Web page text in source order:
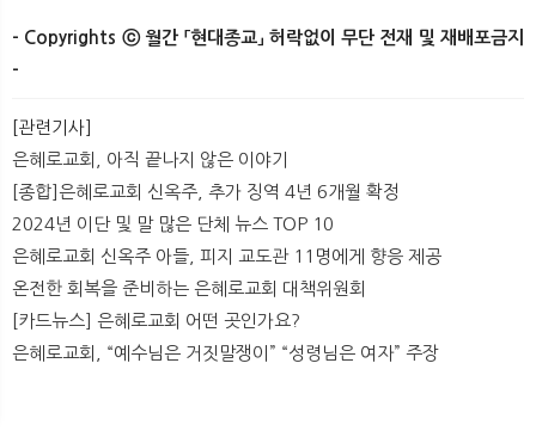
- Copyrights ⓒ 월간 「현대종교」 허락없이 무단 전재 및 재배포금지
-
[관련기사]
은혜로교회, 아직 끝나지 않은 이야기
[종합]은혜로교회 신옥주, 추가 징역 4년 6개월 확정
2024년 이단 및 말 많은 단체 뉴스 TOP 10
은혜로교회 신옥주 아들, 피지 교도관 11명에게 향응 제공
온전한 회복을 준비하는 은혜로교회 대책위원회
[카드뉴스] 은혜로교회 어떤 곳인가요?
은혜로교회, “예수님은 거짓말쟁이” “성령님은 여자” 주장